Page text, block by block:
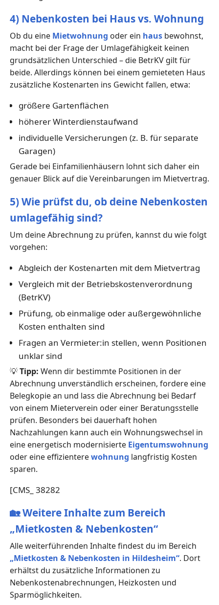
4) Nebenkosten bei Haus vs. Wohnung
Ob du eine Mietwohnung oder ein haus bewohnst,
macht bei der Frage der Umlagefähigkeit keinen
grundsätzlichen Unterschied – die BetrKV gilt für
beide. Allerdings können bei einem gemieteten Haus
zusätzliche Kostenarten ins Gewicht fallen, etwa:
größere Gartenflächen
höherer Winterdienstaufwand
individuelle Versicherungen (z. B. für separate
Garagen)
Gerade bei Einfamilienhäusern lohnt sich daher ein
genauer Blick auf die Vereinbarungen im Mietvertrag.
5) Wie prüfst du, ob deine Nebenkosten
umlagefähig sind?
Um deine Abrechnung zu prüfen, kannst du wie folgt
vorgehen:
Abgleich der Kostenarten mit dem Mietvertrag
Vergleich mit der Betriebskostenverordnung
(BetrKV)
Prüfung, ob einmalige oder außergewöhnliche
Kosten enthalten sind
Fragen an Vermieter:in stellen, wenn Positionen
unklar sind
💡Tipp: Wenn dir bestimmte Positionen in der
Abrechnung unverständlich erscheinen, fordere eine
Belegkopie an und lass die Abrechnung bei Bedarf
von einem Mieterverein oder einer Beratungsstelle
prüfen. Besonders bei dauerhaft hohen
Nachzahlungen kann auch ein Wohnungswechsel in
eine energetisch modernisierte Eigentumswohnung
oder eine effizienterewohnung langfristig Kosten
sparen.
[CMS_ 38282
🏡Weitere Inhalte zum Bereich
„Mietkosten & Nebenkosten“
Alle weiterführenden Inhalte findest du im Bereich
„Mietkosten & Nebenkosten in Hildesheim“. Dort
erhältst du zusätzliche Informationen zu
Nebenkostenabrechnungen, Heizkosten und
Sparmöglichkeiten.